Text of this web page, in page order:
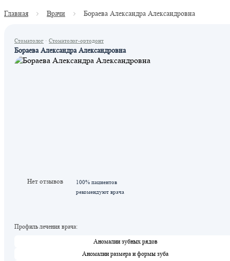
Главная Врачи Бораева Александра Александровна
Стоматолог · Стоматолог-ортодонт
Бораева Александра Александровна
Нет отзывов
100% пациентов
рекомендуют врача
Профиль лечения врача:
Аномалии зубных рядов
Аномалии размера и формы зуба